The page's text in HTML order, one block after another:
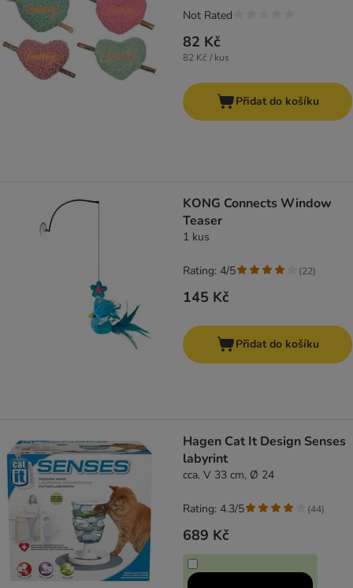
82 Kč
82 Kč / kus
Not Rated
Přidat do košíku
KONG Connects Window
Teaser
1 kus
145 Kč
Rating: 4/5 (22)
Přidat do košíku
Hagen Cat It Design Senses
labyrint
cca. V 33 cm, Ø 24
689 Kč
Rating: 4.3/5 (44)